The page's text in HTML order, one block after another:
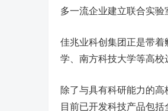
多一流企业建立联合实验
佳兆业科创集团正是带着
学、南方科技大学等高校
除了与具有科研能力的
目前已开发科技产品包括